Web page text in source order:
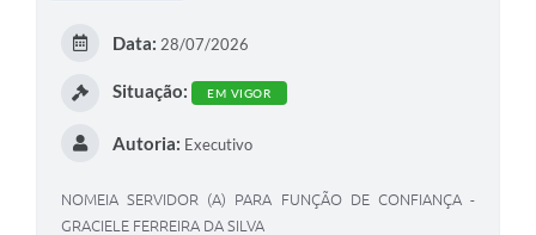
Data: 28/07/2026
Situação: EM VIGOR
Autoria: Executivo
NOMEIA SERVIDOR (A) PARA FUNÇÃO DE CONFIANÇA -
GRACIELE FERREIRA DA SILVA